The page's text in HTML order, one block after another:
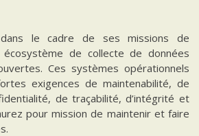
le cadre de ses missions de
écosystème de collecte de données
Ces systèmes opérationnels
exigences de maintenabilité, de
de traçabilité, d’intégrité et
pour mission de maintenir et faire